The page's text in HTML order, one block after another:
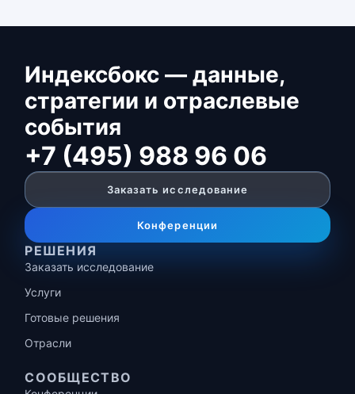
Индексбокс — данные,
стратегии и отраслевые
события
+7 (495) 988 96 06
Заказать исследование
Конференции
РЕШЕНИЯ
Заказать исследование
Услуги
Готовые решения
Отрасли
СООБЩЕСТВО